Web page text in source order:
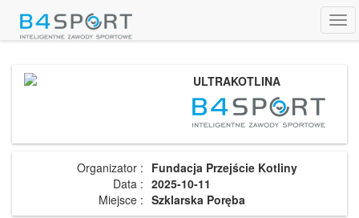
ULTRAKOTLINA
Organizator : Fundacja Przejście Kotliny
Data : 2025-10-11
Miejsce : Szklarska Poręba